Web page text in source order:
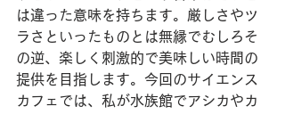
は違った意味を持ちます。厳しさやツ
ラさといったものとは無縁でむしろそ
の逆、楽しく刺激的で美味しい時間の
提供を目指します。今回のサイエンス
カフェでは、私が水族館でアシカやカ